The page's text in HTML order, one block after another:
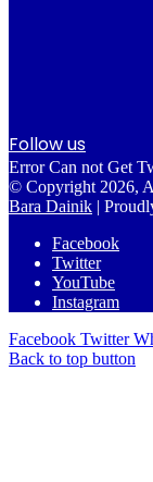
Follow us
Error Can not Get
© Copyright 2026,
Bara Dainik |
Facebook
Twitter
YouTube
Instagram
Facebook Twitter
Back to top button